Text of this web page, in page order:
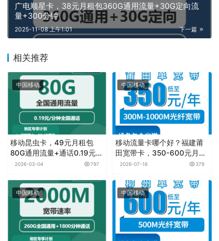
广电顺星卡，38元月租包360G通用流量+30G定向流
量+300分钟
下一篇
2025-11-08 上午1:01
相关推荐
中国移动
移动昆虫卡，49元月租包
80G通用流量+通话0.19元月
租/分钟
2026-03-04 797
中国移动
移动流量卡哪个好？福建莆
田宽带卡，350-600元月租
包年300M-1000M单宽带套
2026-07-16 379
中国移动 中国移动